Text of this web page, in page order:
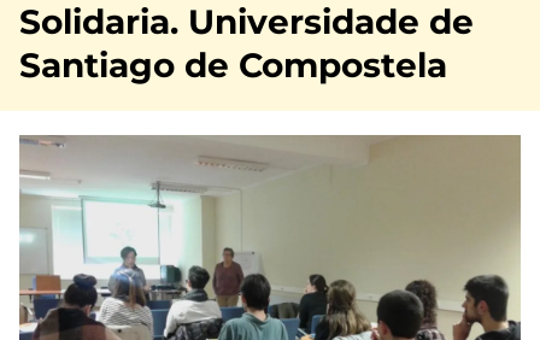
Solidaria. Universidade de
Santiago de Compostela